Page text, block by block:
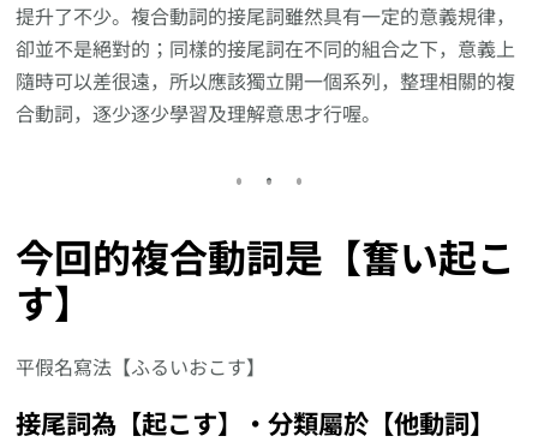
提升了不少。複合動詞的接尾詞雖然具有一定的意義規律，
卻並不是絕對的；同樣的接尾詞在不同的組合之下，意義上
隨時可以差很遠，所以應該獨立開一個系列，整理相關的複
合動詞，逐少逐少學習及理解意思才行喔。
今回的複合動詞是【奮い起こ
す】
平假名寫法【ふるいおこす】
接尾詞為【起こす】‧分類屬於【他動詞】